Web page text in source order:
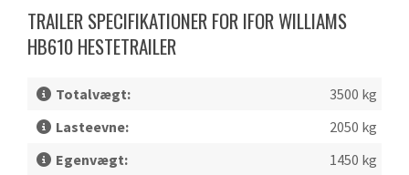
TRAILER SPECIFIKATIONER FOR IFOR WILLIAMS
HB610 HESTETRAILER
Totalvægt:
3500 kg
Lasteevne:
2050 kg
Egenvægt:
1450 kg